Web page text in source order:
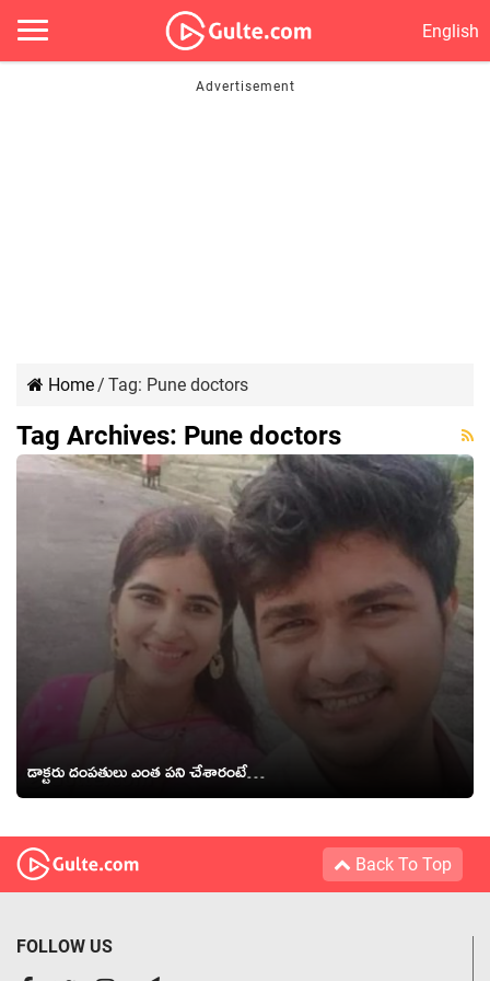
English
Home/ Tag: Pune doctors
Tag Archives: Pune doctors
డాక్టరు దంపతులు ఎంత పని చేశారంటే…
Back To Top
FOLLOW US